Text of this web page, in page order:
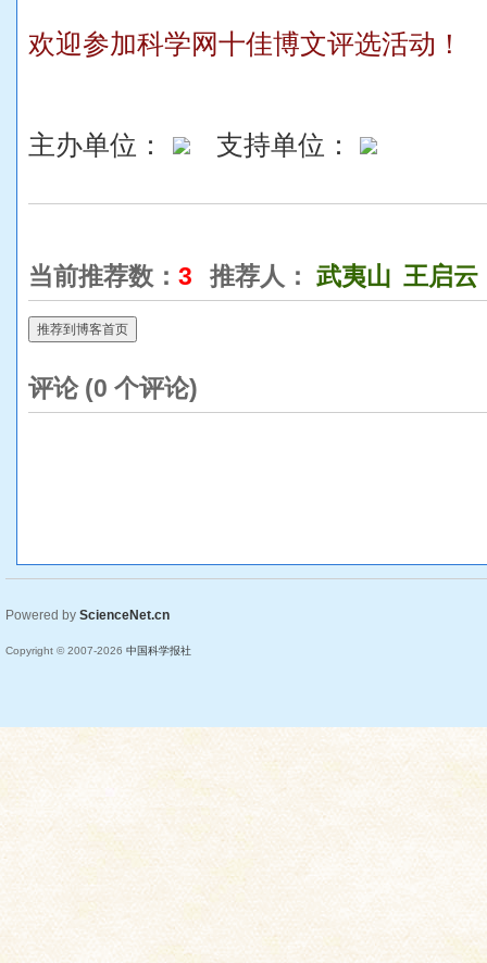
欢迎参加科学网十佳博文评选活动！
主办单位： 支持单位：
当前推荐数： 3 推荐人： 武夷山 王启云
推荐到博客首页
评论 (0 个评论)
Powered by ScienceNet.cn
Copyright © 2007-2026 中国科学报社